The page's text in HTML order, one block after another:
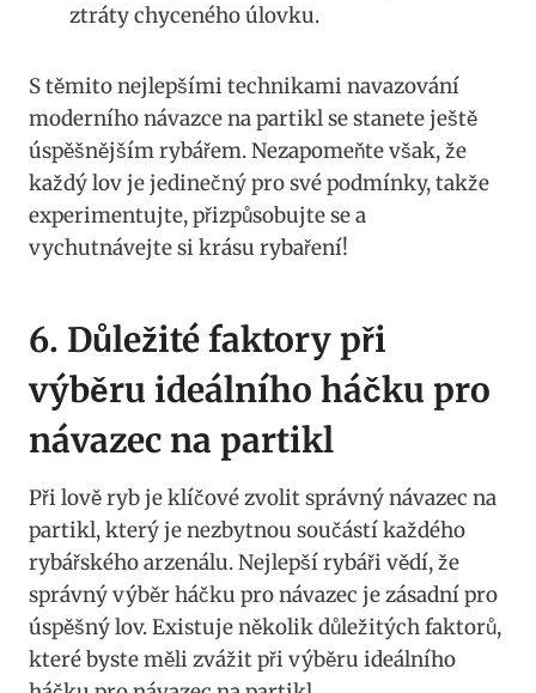
ztráty chyceného úlovku.
S těmito nejlepšími technikami navazování
moderního návazce na partikl se ​stanete​ ještě
úspěšnějším rybářem. Nezapomeňte však, že
každý lov je jedinečný pro své podmínky, takže
experimentujte, přizpůsobujte se a
vychutnávejte si krásu rybaření!
6. Důležité ‌faktory při
výběru ideálního háčku pro
návazec na partikl
Při ⁤lově ryb je klíčové zvolit správný návazec na
partikl, který je ‍nezbytnou součástí každého
rybářského arzenálu. Nejlepší rybáři ⁣vědí, že
správný výběr háčku pro návazec je zásadní pro
úspěšný lov. Existuje několik důležitých faktorů,
které byste měli zvážit při ⁢výběru ideálního